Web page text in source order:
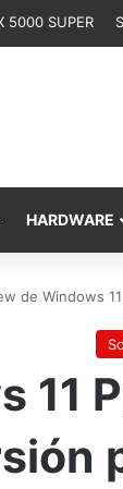
5000 SUPER
HARDWARE
de Windows
11